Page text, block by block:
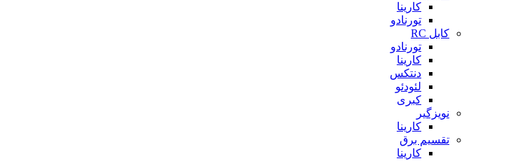
کارینا
تورنادو
کابل RC
تورنادو
کارینا
دنتکس
لئودئو
کبری
نویزگیر
کارینا
تقسیم برق
کارینا